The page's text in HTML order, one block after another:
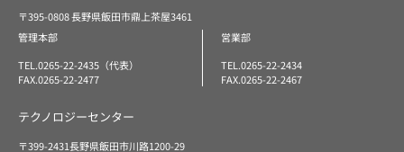
〒395-0808 長野県飯田市鼎上茶屋3461
管理本部
TEL.0265-22-2435（代表）
FAX.0265-22-2477
営業部
TEL.0265-22-2434
FAX.0265-22-2467
テクノロジーセンター
〒399-2431長野県飯田市川路1200-29